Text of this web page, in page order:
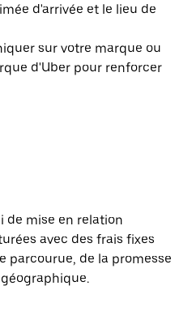
d'arrivée et le lieu de
sur votre marque ou
d'Uber pour renforcer
de mise en relation
avec des frais fixes
parcourue, de la promesse